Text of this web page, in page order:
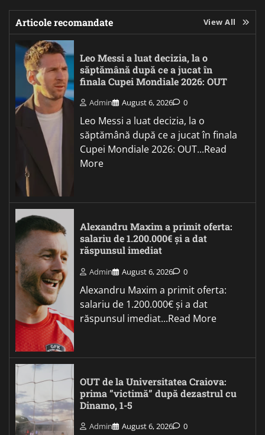
Articole recomandate View All
Leo Messi a luat decizia, la o
săptămână după ce a jucat în
finala Cupei Mondiale 2026: OUT
Admin August 6, 2026 0
Leo Messi a luat decizia, la o
săptămână după ce a jucat în finala
Cupei Mondiale 2026: OUT...Read
More
Alexandru Maxim a primit oferta:
salariu de 1.200.000€ și a dat
răspunsul imediat
Admin August 6, 2026 0
Alexandru Maxim a primit oferta:
salariu de 1.200.000€ și a dat
răspunsul imediat...Read More
OUT de la Universitatea Craiova:
prima ”victimă” după dezastrul cu
Dinamo, 1-5
Admin August 6, 2026 0